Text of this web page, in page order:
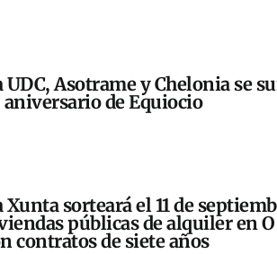
UDC, Asotrame y Chelonia se
aniversario de Equiocio
Xunta sorteará el 11 de
públicas de alquiler en
contratos de siete años